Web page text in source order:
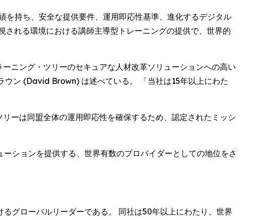
持ち、安全な提供要件、運用即応性基準、進化するデジタル
れる環境における講師主導型トレーニングの提供で、世界的
ニング・ツリーのセキュアな人材改革ソリューションへの高い
ウン (David Brown) は述べている。 「当社は15年以上にわた
ーは同盟全体の運用即応性を確保するため、認定されたミッシ
ションを提供する、世界有数のプロバイダーとしての地位をさ
グローバルリーダーである。 同社は50年以上にわたり、世界